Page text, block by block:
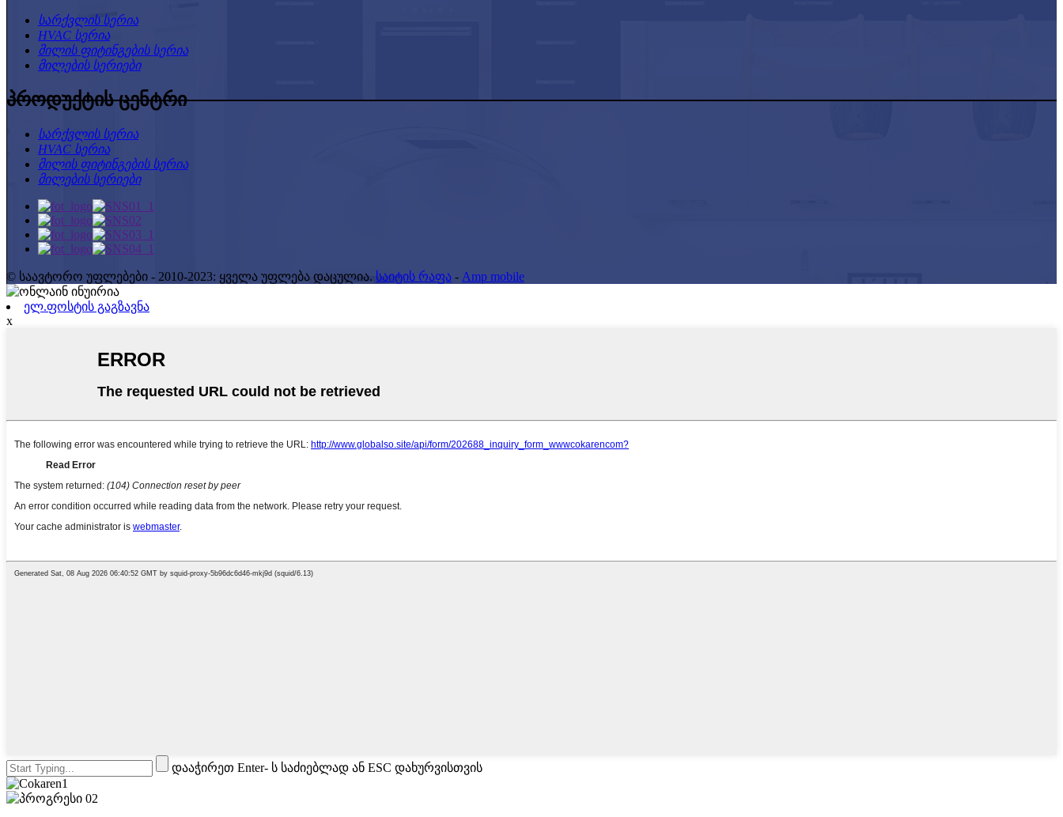
სარქვლის სერია
HVAC სერია
მილის ფიტინგების სერია
მილების სერიები
პროდუქტის ცენტრი
სარქვლის სერია
HVAC სერია
მილის ფიტინგების სერია
მილების სერიები
© საავტორო უფლებები - 2010-2023: ყველა უფლება დაცულია. საიტის რაფა - Amp mobile
ელ.ფოსტის გაგზავნა
x
დააჭირეთ Enter- ს საძიებლად ან ESC დახურვისთვის